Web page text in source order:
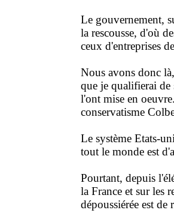
Le gouvernement,
la rescousse, d'où
ceux d'entreprises
Nous avons donc
que je qualifierai
l'ont mise en
conservatisme
Le système Etats-
tout le monde est
Pourtant, depuis
la France et sur les
dépoussiérée est